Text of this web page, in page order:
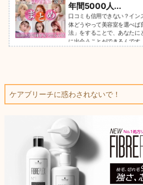
年間5000人...
口コミも信用できない？イン
体どうやって美容室を選べば
法」をすることで、あなたに
に出会うことができるんです
YUチームが失敗しない美容
ケアブリーチに惑わされないで！